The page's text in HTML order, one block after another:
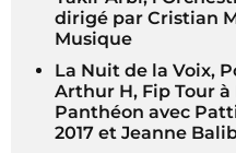
dirigé par Cristian
Musique
La Nuit de la Voix,
Arthur H, Fip Tour
Panthéon avec
2017 et Jeanne